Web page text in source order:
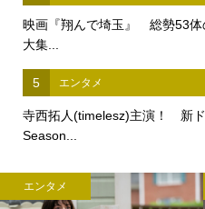
映画『翔んで埼玉』 総勢53体
大集...
5 エンタメ
寺西拓人(timelesz)主演！ 新
Season...
エンタメ